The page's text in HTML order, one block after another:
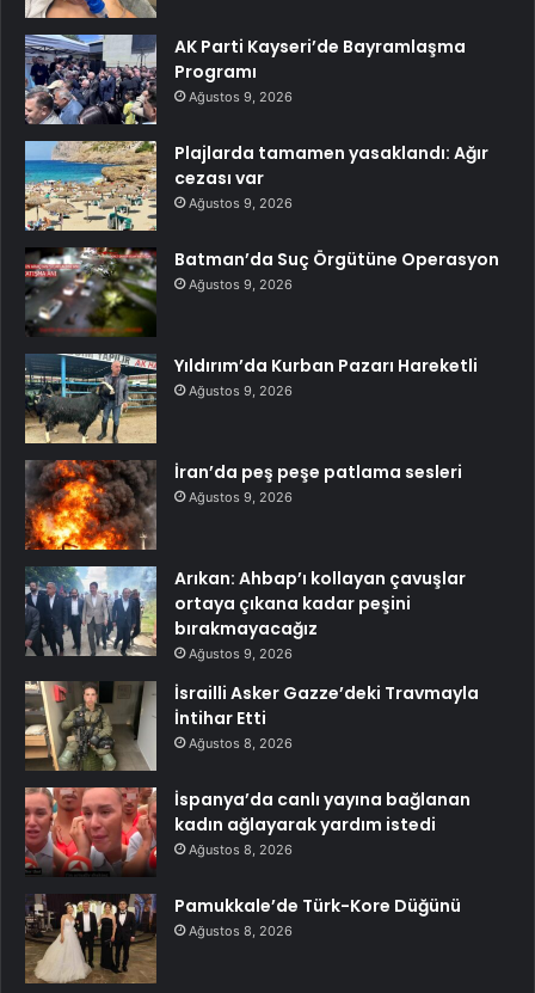
AK Parti Kayseri’de Bayramlaşma
Programı
Ağustos 9, 2026
Plajlarda tamamen yasaklandı: Ağır
cezası var
Ağustos 9, 2026
Batman’da Suç Örgütüne Operasyon
Ağustos 9, 2026
Yıldırım’da Kurban Pazarı Hareketli
Ağustos 9, 2026
İran’da peş peşe patlama sesleri
Ağustos 9, 2026
Arıkan: Ahbap’ı kollayan çavuşlar
ortaya çıkana kadar peşini
bırakmayacağız
Ağustos 9, 2026
İsrailli Asker Gazze’deki Travmayla
İntihar Etti
Ağustos 8, 2026
İspanya’da canlı yayına bağlanan
kadın ağlayarak yardım istedi
Ağustos 8, 2026
Pamukkale’de Türk-Kore Düğünü
Ağustos 8, 2026